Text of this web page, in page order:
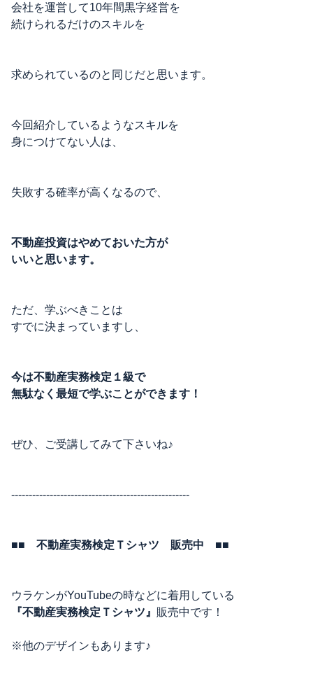
会社を運営して10年間黒字経営を
続けられるだけのスキルを
求められているのと同じだと思います。
今回紹介しているようなスキルを
身につけてない人は、
失敗する確率が高くなるので、
不動産投資はやめておいた方が
いいと思います。
ただ、学ぶべきことは
すでに決まっていますし、
今は不動産実務検定１級で
無駄なく最短で学ぶことができます！
ぜひ、ご受講してみて下さいね♪
---------------------------------------------------
■■ 不動産実務検定Ｔシャツ 販売中 ■■
ウラケンがYouTubeの時などに着用している
『不動産実務検定Ｔシャツ』 販売中です！
※他のデザインもあります♪